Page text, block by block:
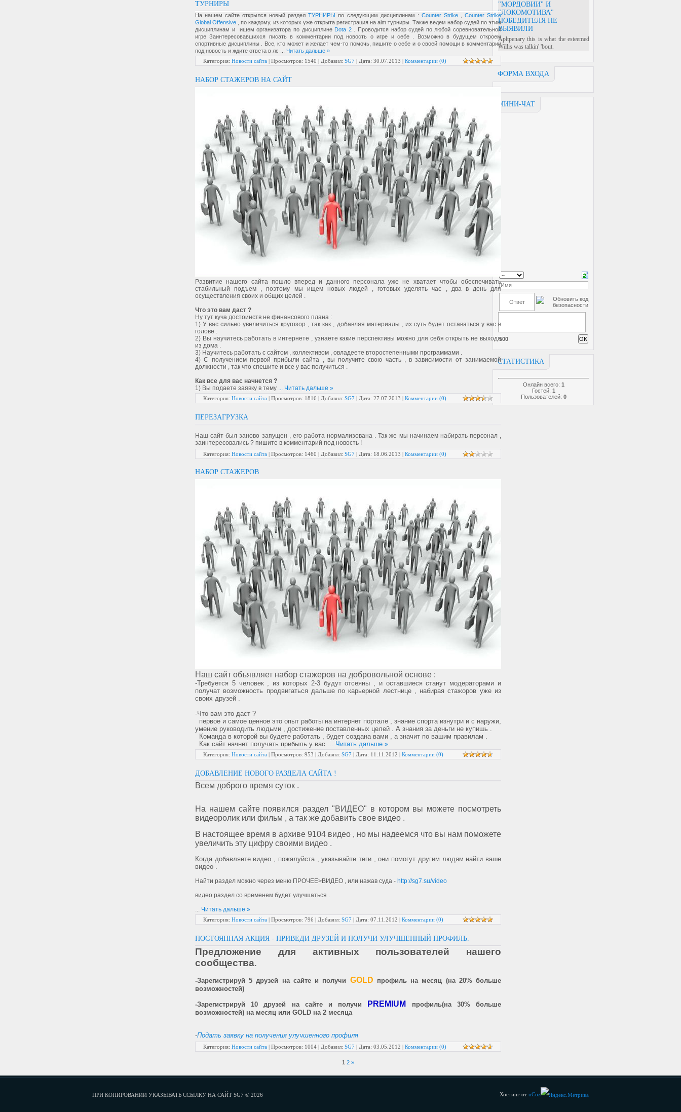
"МОРДОВИИ" И
"ЛОКОМОТИВА"
ПОБЕДИТЕЛЯ НЕ
ВЫЯВИЛИ
Apltpenary this is what the esteemed
Willis was talkin' 'bout.
ФОРМА ВХОДА
МИНИ-ЧАТ
500
СТАТИСТИКА
Онлайн всего: 1
Гостей: 1
Пользователей: 0
ТУРНИРЫ
На нашем сайте открылся новый разделТУРНИРЫ по следующим дисциплинам : Counter Strike,
Counter Strike
Global Offensive , по каждому, из которых уже открыта регистрация на aim турниры. Также ведем набор судей по этим
дисциплинам и ищем организатора по дисциплине Dota 2. Проводится набор судей по любой соревновательной
игре Заинтересовавшихся писать в комментарии под новость о игре и себе . Возможно в будущем откроем
спортивные дисциплины . Все, кто может и желает чем-то помочь, пишите о себе и о своей помощи в комментарии
под новость и ждите ответа в лс
Читать дальше »
Категория: Новости сайта | Просмотров: 1540 | Добавил: SG7 | Дата: 30.07.2013 | Комментарии (0)
НАБОР СТАЖЕРОВ НА САЙТ
Развитие нашего сайта пошло вперед и данного персонала уже не хватает чтобы обеспечивать
стабильный подъем , поэтому мы ищем новых людей , готовых уделять час , два в день для
осуществления своих и общих целей .
Что это вам даст ?
Ну тут куча достоинств не финансового плана :
1) У вас сильно увеличиться кругозор , так как , добавляя материалы , их суть будет оставаться у вас в
голове .
2) Вы научитесь работать в интернете , узнаете какие перспективы можно для себя открыть не выходя
из дома .
3) Научитесь работать с сайтом , коллективом , овладеете второстепенными программами .
4) С получением первой прибыли сайта , вы получите свою часть , в зависимости от занимаемой
должности , так что спешите и все у вас получиться .
Как все для вас начнется ?
1) Вы подаете заявку в тему ... Читать дальше »
Категория: Новости сайта | Просмотров: 1816 | Добавил: SG7 | Дата: 27.07.2013 | Комментарии (0)
ПЕРЕЗАГРУЗКА
Наш сайт был заново запущен , его работа нормализована . Так же мы начинаем набирать персонал ,
заинтересовались ? пишите в комментарий под новость !
Категория: Новости сайта | Просмотров: 1460 | Добавил: SG7 | Дата: 18.06.2013 | Комментарии (0)
НАБОР СТАЖЕРОВ
Наш сайт объявляет набор стажеров на добровольной основе :
-Требуется 5 человек , из которых 2-3 будут отсеяны , и оставшиеся станут модераторами и
получат возможность продвигаться дальше по карьерной лестнице , набирая стажоров уже из
своих друзей .
-Что вам это даст ?
первое и самое ценное это опыт работы на интернет портале , знание спорта изнутри и с наружи,
умение руководить людьми , достижение поставленных целей . А знания за деньги не купишь .
Команда в которой вы будете работать , будет создана вами , а значит по вашим правилам .
Как сайт начнет получать прибыль у вас ... Читать дальше »
Категория: Новости сайта | Просмотров: 953 | Добавил: SG7 | Дата: 11.11.2012 | Комментарии (0)
ДОБАВЛЕНИЕ НОВОГО РАЗДЕЛА САЙТА !
Всем доброго время суток .
На нашем сайте появился раздел "ВИДЕО" в котором вы можете посмотреть
видеоролик или фильм , а так же добавить свое видео .
В настоящее время в архиве 9104 видео , но мы надеемся что вы нам поможете
увеличить эту цифру своими видео .
Когда добавляете видео , пожалуйста , указывайте теги , они помогут другим людям найти ваше
видео .
Найти раздел можно через меню ПРОЧЕЕ>ВИДЕО , или нажав суда - http://sg7.su/video
видео раздел со временем будет улучшаться .
... Читать дальше »
Категория: Новости сайта | Просмотров: 796 | Добавил: SG7 | Дата: 07.11.2012 | Комментарии (0)
ПОСТОЯННАЯ АКЦИЯ - ПРИВЕДИ ДРУЗЕЙ И ПОЛУЧИ УЛУЧШЕННЫЙ ПРОФИЛЬ.
Предложение для активных пользователей нашего
сообщества.
-Зарегистрируй 5 друзей на сайте и получи GOLD профиль на месяц (на 20% больше
возможностей)
-Зарегистрируй 10 друзей на сайте и получи PREMIUM
профиль(на 30% больше
возможностей) на месяц или GOLD на 2 месяца
-Подать заявку на получения улучшенного профиля
Категория: Новости сайта | Просмотров: 1004 | Добавил: SG7 | Дата: 03.05.2012 | Комментарии (0)
1 2 »
ПРИ КОПИРОВАНИИ УКАЗЫВАТЬ ССЫЛКУ НА САЙТ SG7 © 2026 Хостинг от uCoz